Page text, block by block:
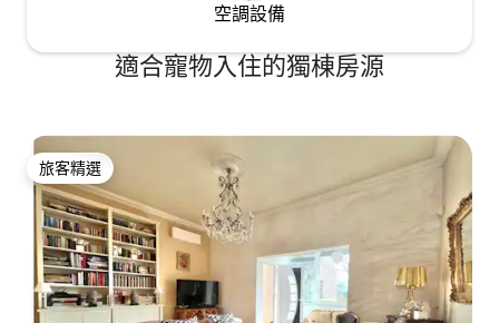
空調設備
適合寵物入住的獨棟房源
旅客精選
旅客精選